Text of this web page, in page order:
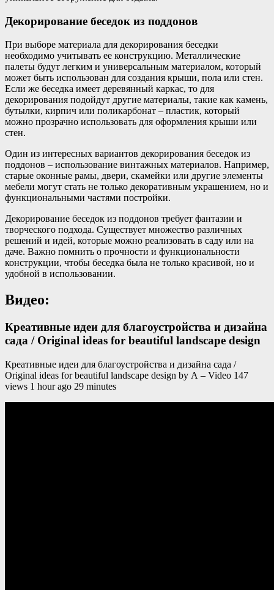
Декорирование беседок из поддонов
При выборе материала для декорирования беседки
необходимо учитывать ее конструкцию. Металлические
палеты будут легким и универсальным материалом, который
может быть использован для создания крыши, пола или стен.
Если же беседка имеет деревянный каркас, то для
декорирования подойдут другие материалы, такие как камень,
бутылки, кирпич или поликарбонат – пластик, который
можно прозрачно использовать для оформления крыши или
стен.
Один из интересных вариантов декорирования беседок из
поддонов – использование винтажных материалов. Например,
старые оконные рамы, двери, скамейки или другие элементы
мебели могут стать не только декоративным украшением, но и
функциональными частями постройки.
Декорирование беседок из поддонов требует фантазии и
творческого подхода. Существует множество различных
решений и идей, которые можно реализовать в саду или на
даче. Важно помнить о прочности и функциональности
конструкции, чтобы беседка была не только красивой, но и
удобной в использовании.
Видео:
Креативные идеи для благоустройства и дизайна
сада / Original ideas for beautiful landscape design
Креативные идеи для благоустройства и дизайна сада /
Original ideas for beautiful landscape design by А – Video 147
views 1 hour ago 29 minutes